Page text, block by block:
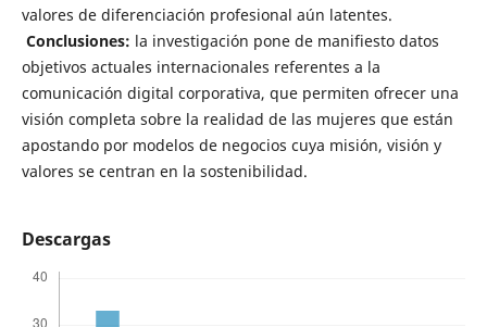
valores de diferenciación profesional aún latentes.
Conclusiones: la investigación pone de manifiesto datos
objetivos actuales internacionales referentes a la
comunicación digital corporativa, que permiten ofrecer una
visión completa sobre la realidad de las mujeres que están
apostando por modelos de negocios cuya misión, visión y
valores se centran en la sostenibilidad.
Descargas